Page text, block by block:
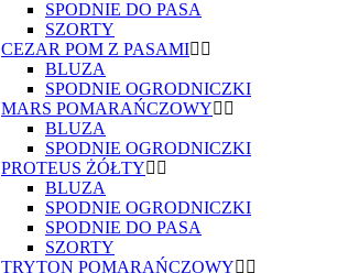
SPODNIE DO PASA
SZORTY
CEZAR POM Z PASAMI
BLUZA
SPODNIE OGRODNICZKI
MARS POMARAŃCZOWY
BLUZA
SPODNIE OGRODNICZKI
PROTEUS ŻÓŁTY
BLUZA
SPODNIE OGRODNICZKI
SPODNIE DO PASA
SZORTY
TRYTON POMARAŃCZOWY